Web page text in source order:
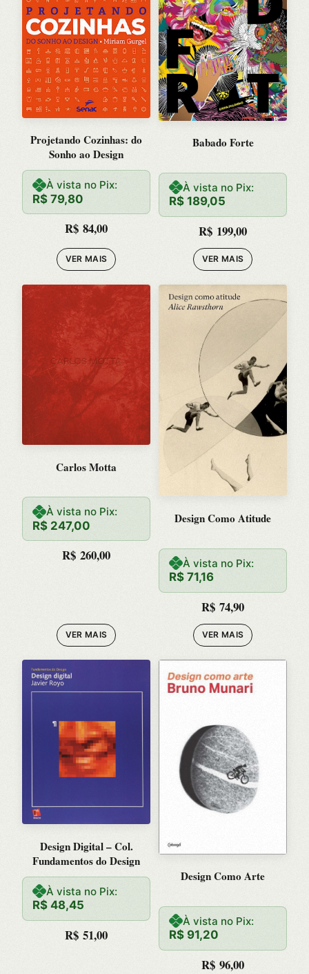
Projetando Cozinhas: do
Sonho ao Design
À vista no Pix:
R$ 79,80
R$ 84,00
VER MAIS
Babado Forte
À vista no Pix:
R$ 189,05
R$ 199,00
VER MAIS
Carlos Motta
À vista no Pix:
R$ 247,00
R$ 260,00
VER MAIS
Design Como Atitude
À vista no Pix:
R$ 71,16
R$ 74,90
VER MAIS
Design Digital – Col.
Fundamentos do Design
À vista no Pix:
R$ 48,45
R$ 51,00
Design Como Arte
À vista no Pix:
R$ 91,20
R$ 96,00